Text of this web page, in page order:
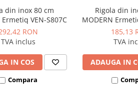
din inox 80 cm
Ermetiq VEN-S807C
RON
TVA inclus
IN COS
Compara
Rigola din
MODERN
185,13
TVA
ADAUGA IN